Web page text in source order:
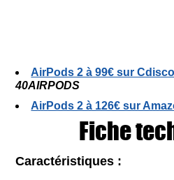
AirPods 2 à 99€ sur
40AIRPODS
AirPods 2 à 126€ sur
Fiche
Caractéristiques :